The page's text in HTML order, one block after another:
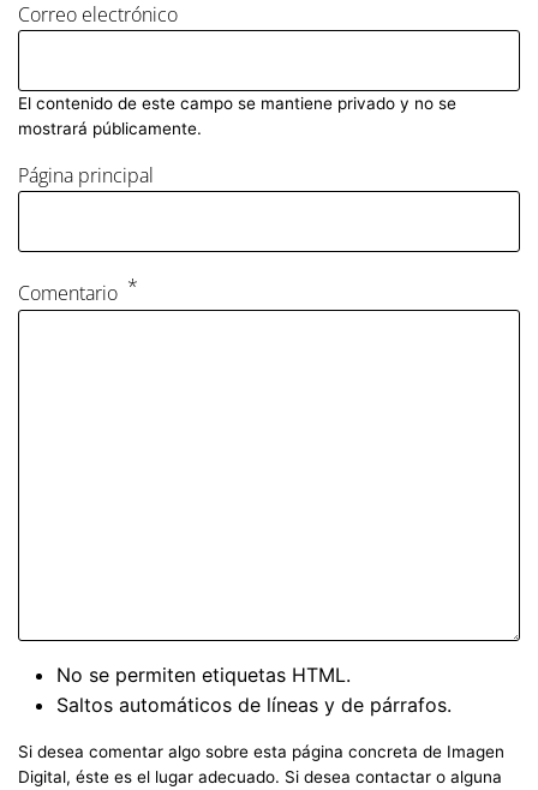
Correo electrónico
El contenido de este campo se mantiene privado y no se
mostrará públicamente.
Página principal
Comentario
No se permiten etiquetas HTML.
Saltos automáticos de líneas y de párrafos.
Si desea comentar algo sobre esta página concreta de Imagen
Digital, éste es el lugar adecuado. Si desea contactar o alguna